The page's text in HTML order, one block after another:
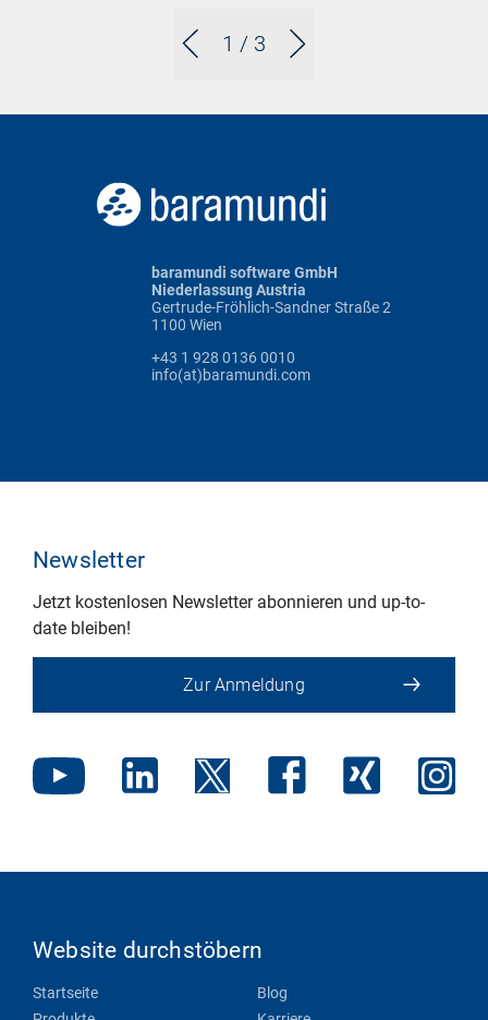
1 / 3
baramundi software GmbH
Niederlassung Austria
Gertrude-Fröhlich-Sandner Straße 2
1100 Wien
+43 1 928 0136 0010
info(at)baramundi.com
Newsletter
Jetzt kostenlosen Newsletter abonnieren und up-to-
date bleiben!
Zur Anmeldung
Website durchstöbern
Startseite
Blog